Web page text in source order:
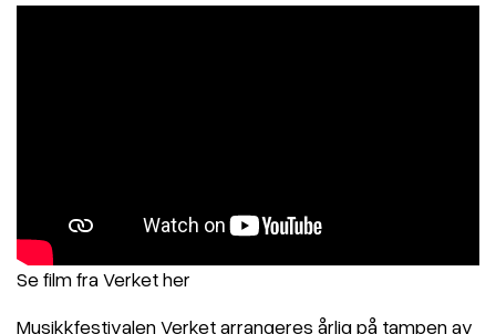
Se film fra Verket her
Musikkfestivalen Verket arrangeres årlig på tampen av